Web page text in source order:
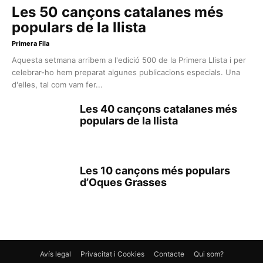
Les 50 cançons catalanes més
populars de la llista
Primera Fila
Aquesta setmana arribem a l'edició 500 de la Primera Llista i per
celebrar-ho hem preparat algunes publicacions especials. Una
d'elles, tal com vam fer...
Les 40 cançons catalanes més
populars de la llista
Les 10 cançons més populars
d’Oques Grasses
Avís legal Privacitat i Cookies Contacte Qui som?